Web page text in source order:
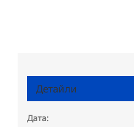
Детайли
Дата: